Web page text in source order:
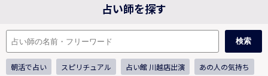
占い師を探す
検索
朝活で占い スピリチュアル 占い館 川越店出演 あの人の気持ち